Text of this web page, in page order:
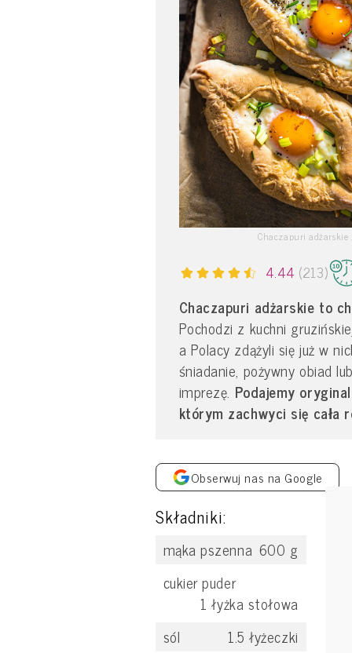
Chaczapuri adżarskie
4.44 (213)
Chaczapuri adżarskie to
Pochodzi z kuchni
a Polacy zdążyli się już w
śniadanie, pożywny obiad
imprezę. Podajemy
którym zachwyci się cała
Obserwuj nas na Google
Składniki:
mąka pszenna 600 g
cukier puder
1 łyżka stołowa
sól
1.5 łyżeczki